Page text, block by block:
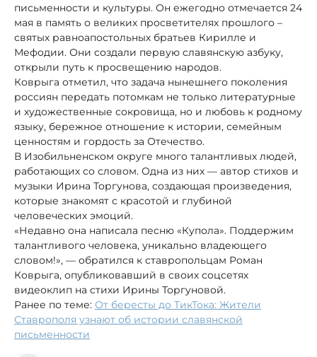
письменности и культуры. Он ежегодно отмечается 24
мая в память о великих просветителях прошлого –
святых равноапостольных братьев Кирилле и
Мефодии. Они создали первую славянскую азбуку,
открыли путь к просвещению народов.
Коврыга отметил, что задача нынешнего поколения
россиян передать потомкам не только литературные
и художественные сокровища, но и любовь к родному
языку, бережное отношение к истории, семейным
ценностям и гордость за Отечество.
В Изобильненском округе много талантливых людей,
работающих со словом. Одна из них — автор стихов и
музыки Ирина Торгунова, создающая произведения,
которые знакомят с красотой и глубиной
человеческих эмоций.
«Недавно она написала песню «Купола». Поддержим
талантливого человека, уникально владеющего
словом!», — обратился к ставропольцам Роман
Коврыга, опубликовавший в своих соцсетях
видеоклип на стихи Ирины Торгуновой.
Ранее по теме: От бересты до ТикТока: Жители
Ставрополя узнают об истории славянской
письменности